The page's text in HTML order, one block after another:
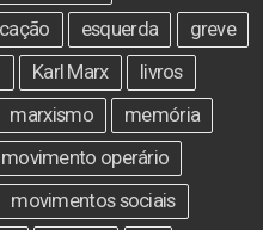
esquerda
greve
Karl Marx
livros
marxismo
memória
movimento operário
movimentos sociais